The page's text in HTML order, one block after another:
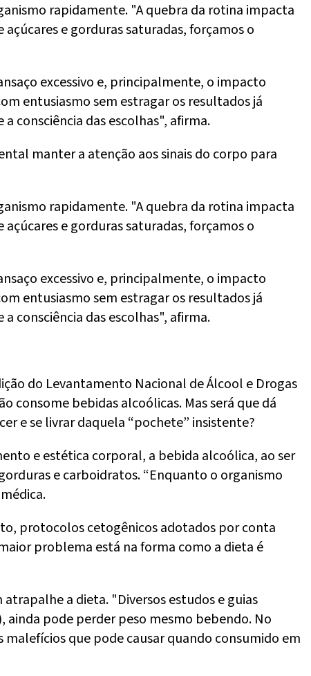
rapidamente. "A quebra da rotina impacta
e gorduras saturadas, forçamos o
excessivo e, principalmente, o impacto
entusiasmo sem estragar os resultados já
consciência das escolhas", afirma.
manter a atenção aos sinais do corpo para
rapidamente. "A quebra da rotina impacta
e gorduras saturadas, forçamos o
excessivo e, principalmente, o impacto
entusiasmo sem estragar os resultados já
consciência das escolhas", afirma.
do Levantamento Nacional de Álcool e Drogas
consome bebidas alcoólicas. Mas será que dá
e se livrar daquela “pochete” insistente?
e estética corporal, a bebida alcoólica, ao ser
e carboidratos. “Enquanto o organismo
protocolos cetogênicos adotados por conta
problema está na forma como a dieta é
a dieta. "Diversos estudos e guias
pode perder peso mesmo bebendo. No
que pode causar quando consumido em